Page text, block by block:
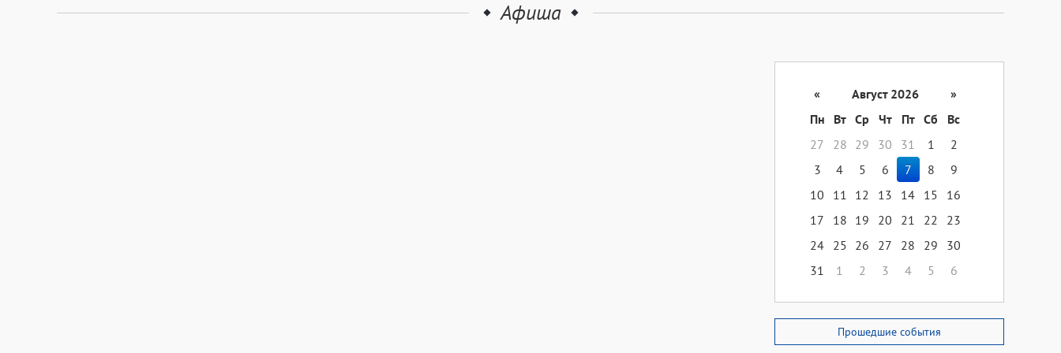
Афиша
« Август 2026
»
Пн
Вт Ср Чт Пт Сб
Вс
27
28 29 30 31 1
2
3
4 5 6 7 8
9
10
11 12 13 14 15
16
17
18 19 20 21 22
23
24 25 26 27 28 29
30
31
1 2 3 4 5 6
Прошедшие события